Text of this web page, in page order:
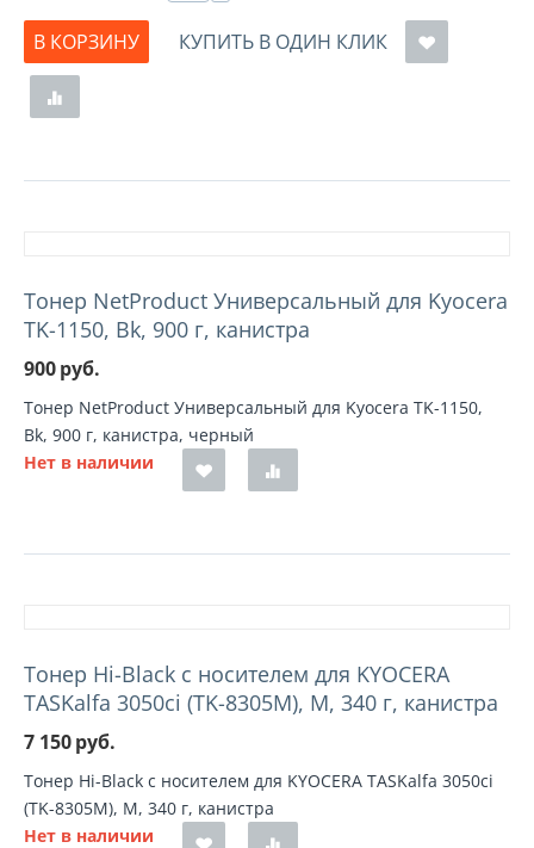
В КОРЗИНУ
КУПИТЬ В ОДИН КЛИК
Тонер NetProduct Универсальный для Kyocera
TK-1150, Bk, 900 г, канистра
900руб.
Тонер NetProduct Универсальный для Kyocera TK-1150,
Bk, 900 г, канистра, черный
Нет в наличии
Тонер Hi-Black с носителем для KYOCERA
TASKalfa 3050ci (TK-8305M), M, 340 г, канистра
7 150руб.
Тонер Hi-Black с носителем для KYOCERA TASKalfa 3050ci
(TK-8305M), M, 340 г, канистра
Нет в наличии